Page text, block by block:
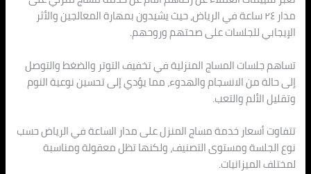
مدار ٢٤ ساعة في الرياض، حيث يشيدون بمهارة المعالجين والأثر
الإيجابي للجلسات على صحتهم وروحهم.
تساهم جلسات المساج المنزلية في تخفيف التوتر والضغط والتوصل
إلى حالة من الانسجام والهدوء، مما يؤدي إلى تحسين نوعية النوم
وتقليل الألم والتعب.
تتفاوت أسعار خدمة مساج المنزل على مدار الساعة في الرياض حسب
نوع الجلسة ومستوى التصنيف، ولكنها تظل معقولة ومناسبة
لمختلف الميزانيات.